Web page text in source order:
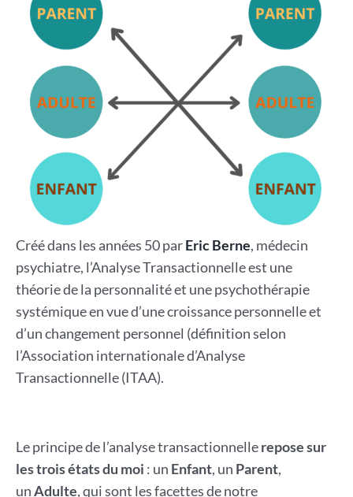
Créé dans les années 50 parEric Berne, médecin
psychiatre, l’Analyse Transactionnelle est une
théorie de la personnalité et une psychothérapie
systémique en vue d’une croissance personnelle et
d’un changement personnel (définition selon
l’Association internationale d’Analyse
Transactionnelle (ITAA).
Le principe de l’analyse transactionnellerepose sur
les trois états du moi : un Enfant, un Parent,
unAdulte, qui sont les facettes de notre